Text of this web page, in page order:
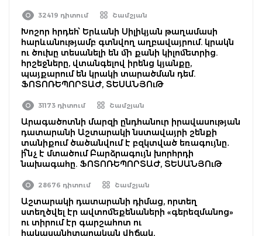
32419 դիտում Շամշյան
Խոշոր հրդեհ՝ Երևանի Սիլիկյան թաղամասի
հարևանությամբ գտնվող աղբավայրում. կրակն
ու ծուխը տեսանելի են մի քանի կիլոմետրից.
հրշեջները, վտանգելով իրենց կյանքը,
պայքարում են կրակի տարածման դեմ.
ՖՈՏՈՌԵՊՈՐՏԱԺ, ՏԵՍԱՆՅՈւԹ
31173 դիտում Շամշյան
Արագածոտնի մարզի ընդհանուր իրավասության
դատարանի Աշտարակի նստավայրի շենքի
տանիքում ծածանվում է բզկտված եռագույնը․
ի՞նչ է մտածում Բարձրագույն խորհրդի
նախագահը. ՖՈՏՈՌԵՊՈՐՏԱԺ, ՏԵՍԱՆՅՈւԹ
28676 դիտում Շամշյան
Աշտարակի դատարանի դիմաց, որտեղ
ստեղծվել էր ավտոմեքենաների «գերեզմանոց»
ու տիրում էր գարշահոտ ու
հակասանիտարական վիճակ,